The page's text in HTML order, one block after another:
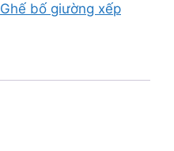
Ghế bố giường xếp